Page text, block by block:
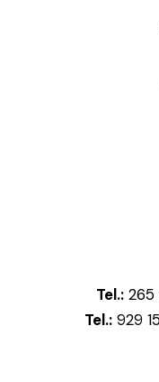
Tel.: 265
Tel.: 929